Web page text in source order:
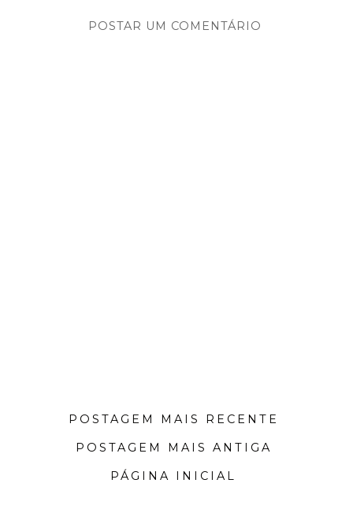
POSTAR UM COMENTÁRIO
POSTAGEM MAIS RECENTE
POSTAGEM MAIS ANTIGA
PÁGINA INICIAL